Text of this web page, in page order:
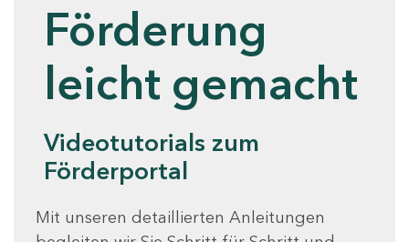
Förderung
leicht gemacht
Videotutorials zum
Förderportal
Mit unseren detaillierten Anleitungen